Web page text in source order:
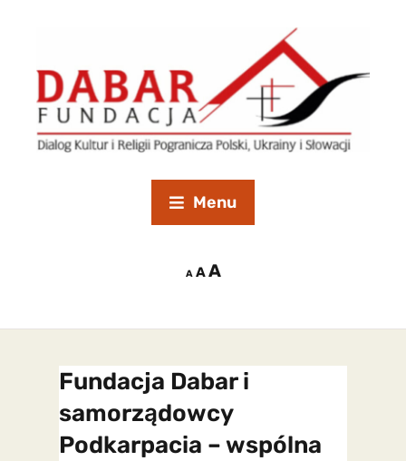
Menu
A AA
Fundacja Dabar i
samorządowcy
Podkarpacia – wspólna